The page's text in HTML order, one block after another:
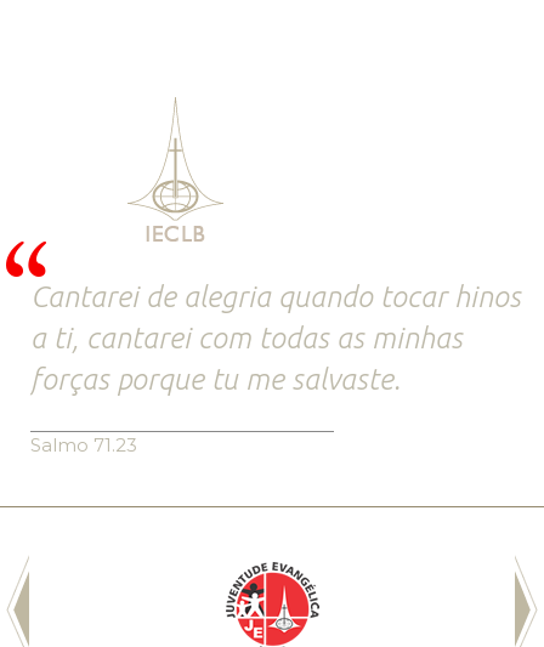
Cantarei de alegria quando tocar hinos
a ti, cantarei com todas as minhas
forças porque tu me salvaste.
Salmo 71.23